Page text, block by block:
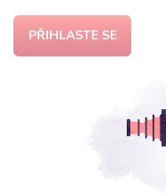
PŘIHLASTE SE